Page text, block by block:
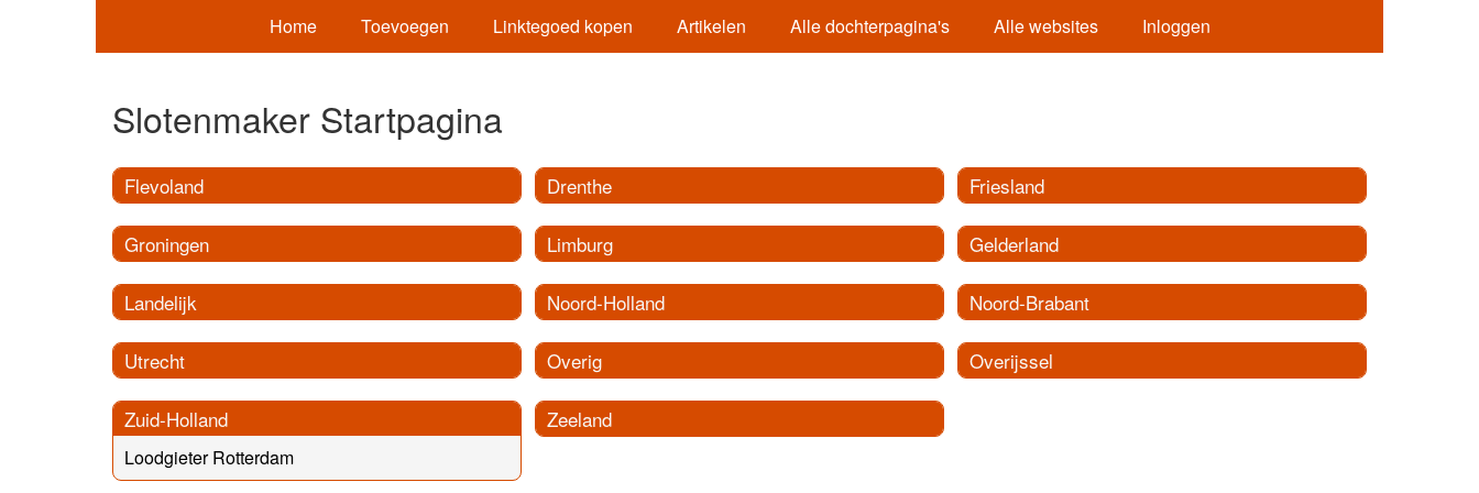
Home Toevoegen Linktegoed kopen Artikelen Alle dochterpagina's Alle websites Inloggen
Slotenmaker Startpagina
Flevoland
Groningen
Landelijk
Utrecht
Zuid-Holland
Loodgieter Rotterdam
Drenthe
Limburg
Noord-Holland
Overig
Zeeland
Friesland
Gelderland
Noord-Brabant
Overijssel